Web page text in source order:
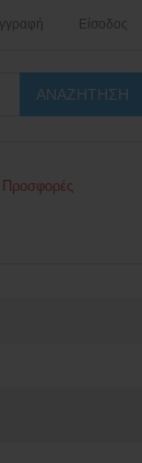
Είσοδος
Προσφορές